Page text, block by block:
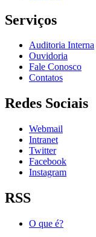
Serviços
Auditoria Interna
Ouvidoria
Fale Conosco
Contatos
Redes Sociais
Webmail
Intranet
Twitter
Facebook
Instagram
RSS
O que é?